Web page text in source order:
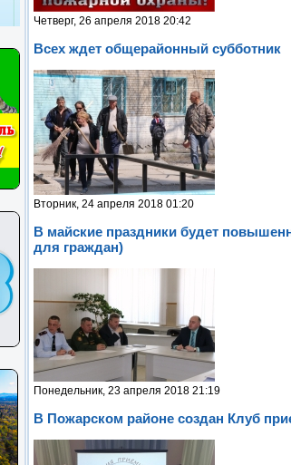
Четверг, 26 апреля 2018 20:42
Всех ждет общерайонный субботник
Вторник, 24 апреля 2018 01:20
В майские праздники будет
для граждан)
Понедельник, 23 апреля 2018 21:19
В Пожарском районе создан Клуб